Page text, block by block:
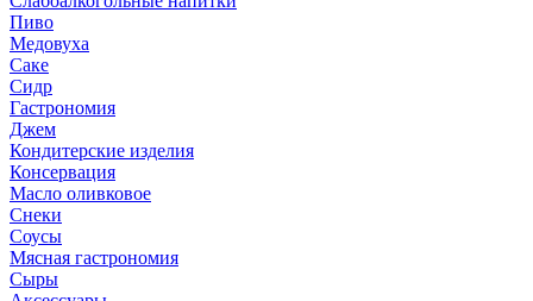
Пиво
Медовуха
Саке
Сидр
Гастрономия
Джем
Кондитерские изделия
Консервация
Масло оливковое
Снеки
Соусы
Мясная гастрономия
Сыры